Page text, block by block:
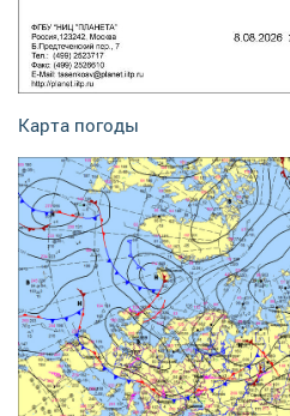
Карта погоды